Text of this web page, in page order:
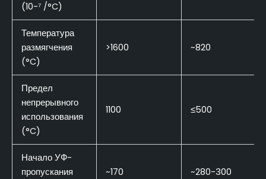
(10-⁷ /°C)
Температура
размягчения
(°C)
>1600 ~820
Предел
непрерывного
использования
(°C)
1100 ≤500
Начало УФ-
пропускания
~170 ~280-300